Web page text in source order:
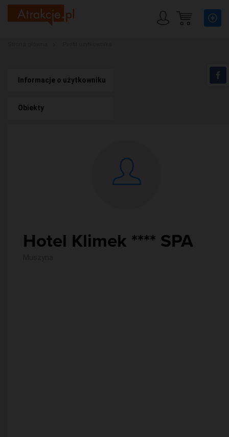
Informacje o użytkowniku
Obiekty
Hotel Klimek **** SPA